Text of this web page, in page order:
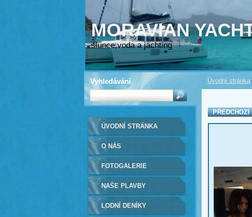
MORAVIAN
slunce,voda a jachting
Úvodní stránka
PŘEDCHOZÍ
ÚVODNÍ STRÁNKA
O NÁS
FOTOGALERIE
NAŠE PLAVBY
LODNÍ DENÍKY
Vyhledávání